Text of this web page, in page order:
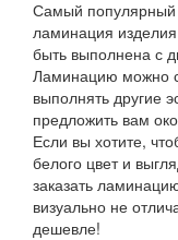
Самый популярный
ламинация
быть выполнена с
Ламинацию можно
выполнять другие
предложить вам
Если вы хотите,
белого цвет и
заказать
визуально не
дешевле!